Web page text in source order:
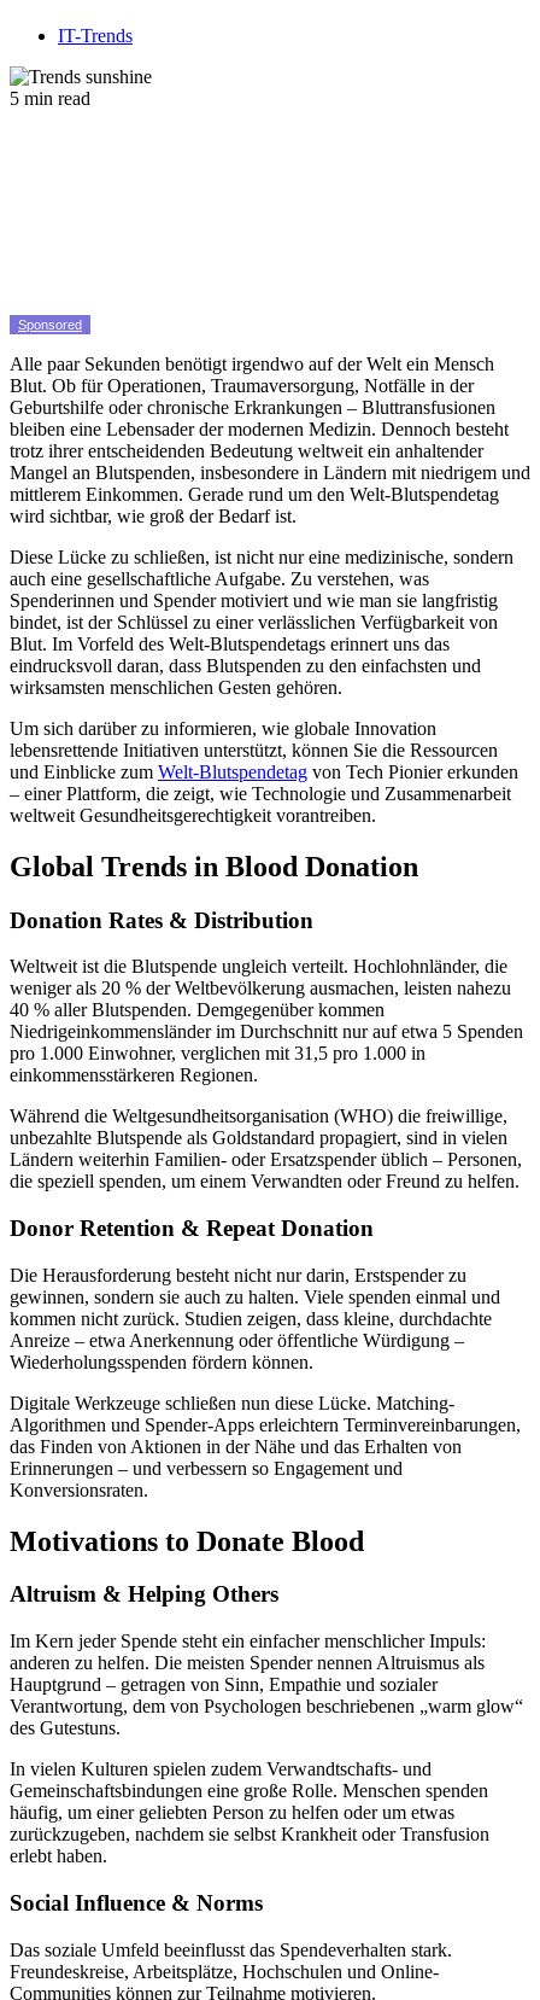
IT-Trends
5 min read
Sponsored
Alle paar Sekunden benötigt irgendwo auf der Welt ein Mensch
Blut. Ob für Operationen, Traumaversorgung, Notfälle in der
Geburtshilfe oder chronische Erkrankungen – Bluttransfusionen
bleiben eine Lebensader der modernen Medizin. Dennoch besteht
trotz ihrer entscheidenden Bedeutung weltweit ein anhaltender
Mangel an Blutspenden, insbesondere in Ländern mit niedrigem und
mittlerem Einkommen. Gerade rund um den Welt-Blutspendetag
wird sichtbar, wie groß der Bedarf ist.
Diese Lücke zu schließen, ist nicht nur eine medizinische, sondern
auch eine gesellschaftliche Aufgabe. Zu verstehen, was
Spenderinnen und Spender motiviert und wie man sie langfristig
bindet, ist der Schlüssel zu einer verlässlichen Verfügbarkeit von
Blut. Im Vorfeld des Welt-Blutspendetags erinnert uns das
eindrucksvoll daran, dass Blutspenden zu den einfachsten und
wirksamsten menschlichen Gesten gehören.
Um sich darüber zu informieren, wie globale Innovation
lebensrettende Initiativen unterstützt, können Sie die Ressourcen
und Einblicke zum Welt-Blutspendetag von Tech Pionier erkunden
– einer Plattform, die zeigt, wie Technologie und Zusammenarbeit
weltweit Gesundheitsgerechtigkeit vorantreiben.
Global Trends in Blood Donation
Donation Rates & Distribution
Weltweit ist die Blutspende ungleich verteilt. Hochlohnländer, die
weniger als 20 % der Weltbevölkerung ausmachen, leisten nahezu
40 % aller Blutspenden. Demgegenüber kommen
Niedrigeinkommensländer im Durchschnitt nur auf etwa 5 Spenden
pro 1.000 Einwohner, verglichen mit 31,5 pro 1.000 in
einkommensstärkeren Regionen.
Während die Weltgesundheitsorganisation (WHO) die freiwillige,
unbezahlte Blutspende als Goldstandard propagiert, sind in vielen
Ländern weiterhin Familien- oder Ersatzspender üblich – Personen,
die speziell spenden, um einem Verwandten oder Freund zu helfen.
Donor Retention & Repeat Donation
Die Herausforderung besteht nicht nur darin, Erstspender zu
gewinnen, sondern sie auch zu halten. Viele spenden einmal und
kommen nicht zurück. Studien zeigen, dass kleine, durchdachte
Anreize – etwa Anerkennung oder öffentliche Würdigung –
Wiederholungs­spenden fördern können.
Digitale Werkzeuge schließen nun diese Lücke. Matching-
Algorithmen und Spender-Apps erleichtern Terminvereinbarungen,
das Finden von Aktionen in der Nähe und das Erhalten von
Erinnerungen – und verbessern so Engagement und
Konversionsraten.
Motivations to Donate Blood
Altruism & Helping Others
Im Kern jeder Spende steht ein einfacher menschlicher Impuls:
anderen zu helfen. Die meisten Spender nennen Altruismus als
Hauptgrund – getragen von Sinn, Empathie und sozialer
Verantwortung, dem von Psychologen beschriebenen „warm glow“
des Gutes­tuns.
In vielen Kulturen spielen zudem Verwandtschafts- und
Gemeinschaftsbindungen eine große Rolle. Menschen spenden
häufig, um einer geliebten Person zu helfen oder um etwas
zurückzugeben, nachdem sie selbst Krankheit oder Transfusion
erlebt haben.
Social Influence & Norms
Das soziale Umfeld beeinflusst das Spendeverhalten stark.
Freundeskreise, Arbeitsplätze, Hochschulen und Online-
Communities können zur Teilnahme motivieren.